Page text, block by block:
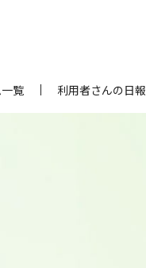
覧 利用者さんの日報